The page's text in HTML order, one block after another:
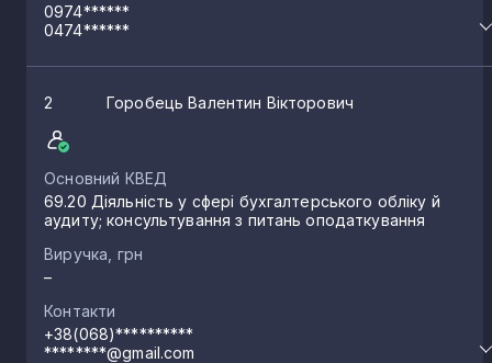
0974******
0474******
2 Горобець Валентин Вікторович
Основний КВЕД
69.20 Діяльність у сфері бухгалтерського обліку й
аудиту; консультування з питань оподаткування
Виручка, грн
–
Контакти
+38(068)**********
********@gmail.com